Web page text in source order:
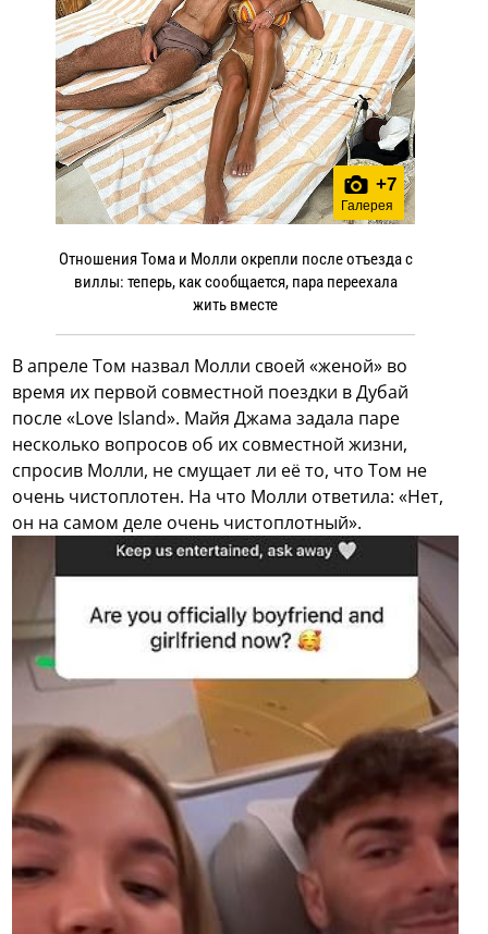
+7
Галерея
Отношения Тома и Молли окрепли после отъезда с
виллы: теперь, как сообщается, пара переехала
жить вместе
В апреле Том назвал Молли своей «женой» во
время их первой совместной поездки в Дубай
после «Love Island». Майя Джама задала паре
несколько вопросов об их совместной жизни,
спросив Молли, не смущает ли её то, что Том не
очень чистоплотен. На что Молли ответила: «Нет,
он на самом деле очень чистоплотный».